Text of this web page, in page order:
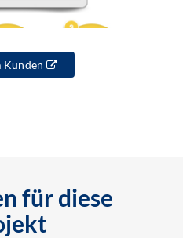
Kunden
für diese